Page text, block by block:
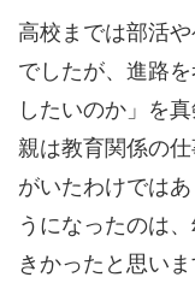
高校までは部活
でしたが、進路
したいのか」を
親は教育関係の
がいたわけでは
うになったのは
きかったと思い